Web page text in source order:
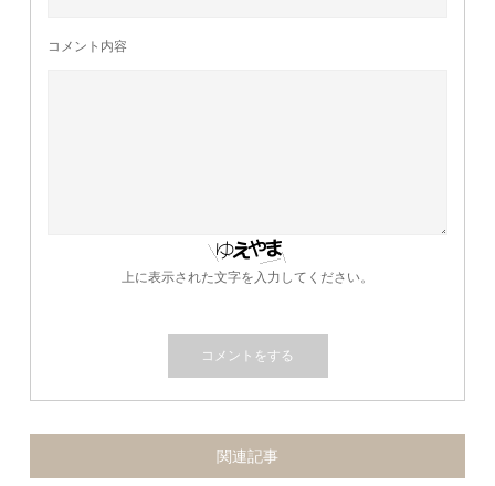
コメント内容
上に表示された文字を入力してください。
関連記事